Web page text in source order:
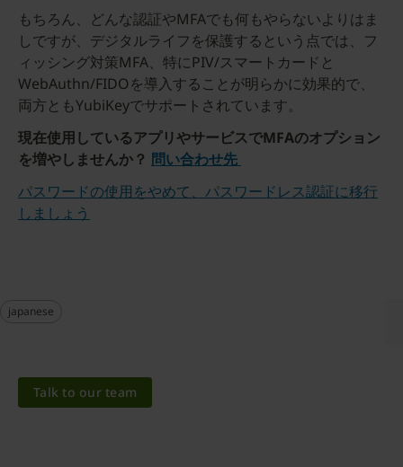
もちろん、どんな認証やMFAでも何もやらないよりはま
しですが、デジタルライフを保護するという点では、フ
ィッシング対策MFA、特にPIV/スマートカードと
WebAuthn/FIDOを導入することが明らかに効果的で、
両方ともYubiKeyでサポートされています。
現在使用しているアプリやサービスでMFAのオプション
を増やしませんか？ 問い合わせ先
パスワードの使用をやめて、パスワードレス認証に移行
しましょう
japanese
Talk to our team